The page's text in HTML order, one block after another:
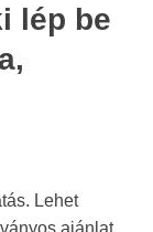
lép be
Lehet
ajánlat